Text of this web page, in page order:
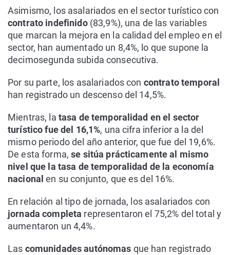
Asimismo, los asalariados en el sector turístico con
contrato indefinido(83,9%), una de las variables
que marcan la mejora en la calidad del empleo en el
sector, han aumentado un 8,4%, lo que supone la
decimosegunda subida consecutiva.
Por su parte, los asalariados con contrato temporal
han registrado un descenso del 14,5%.
Mientras, la tasa de temporalidad en el sector
turístico fue del 16,1%, una cifra inferior a la del
mismo periodo del año anterior, que fue del 19,6%.
De esta forma,se sitúa prácticamente al mismo
nivel que la tasa de temporalidad de la economía
nacionalen su conjunto, que es del 16%.
En relación al tipo de jornada, los asalariados con
jornada completa representaron el 75,2% del total y
aumentaron un 4,4%.
Las comunidades autónomas que han registrado